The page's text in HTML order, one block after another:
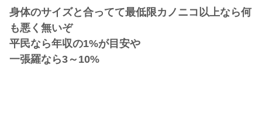
身体のサイズと合ってて最低限カノニコ以上なら何
も悪く無いぞ
平民なら年収の1%が目安や
一張羅なら3～10%